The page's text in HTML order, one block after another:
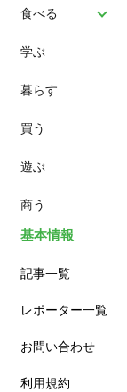
食べる
パン
スイーツ
ランチ
カフェ
学ぶ
暮らす
買う
遊ぶ
商う
基本情報
記事一覧
レポーター一覧
お問い合わせ
利用規約